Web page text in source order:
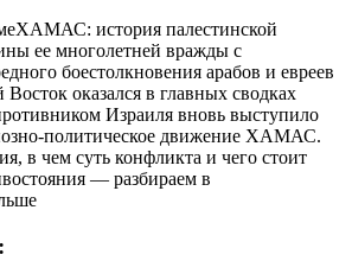
история палестинской
ее многолетней вражды с
боестолкновения арабов и евреев
оказался в главных сводках
Израиля вновь выступило
политическое движение ХАМАС.
в чем суть конфликта и чего стоит
— разбираем в